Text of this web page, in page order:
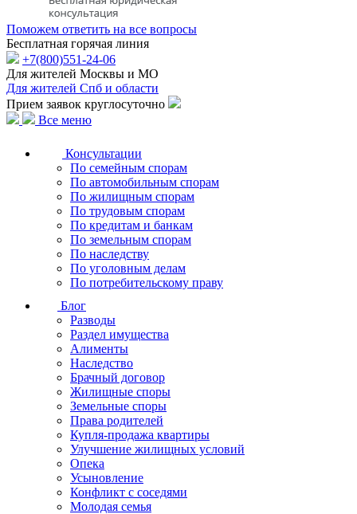
Поможем ответить на все вопросы
Бесплатная горячая линия
+7(800)551-24-06
Для жителей Москвы и МО
Для жителей Спб и области
Прием заявок круглосуточно
Все меню
Консультации
По семейным спорам
По автомобильным спорам
По жилищным спорам
По трудовым спорам
По кредитам и банкам
По земельным спорам
По наследству
По уголовным делам
По потребительскому праву
Блог
Разводы
Раздел имущества
Алименты
Наследство
Брачный договор
Жилищные споры
Земельные споры
Права родителей
Купля-продажа квартиры
Улучшение жилищных условий
Опека
Усыновление
Конфликт с соседями
Молодая семья